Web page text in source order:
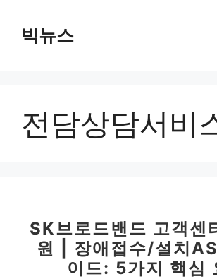
빅뉴스
전담상담서비
SK브로드밴드 고객센
원 | 장애접수/설치
이드: 5가지 핵심